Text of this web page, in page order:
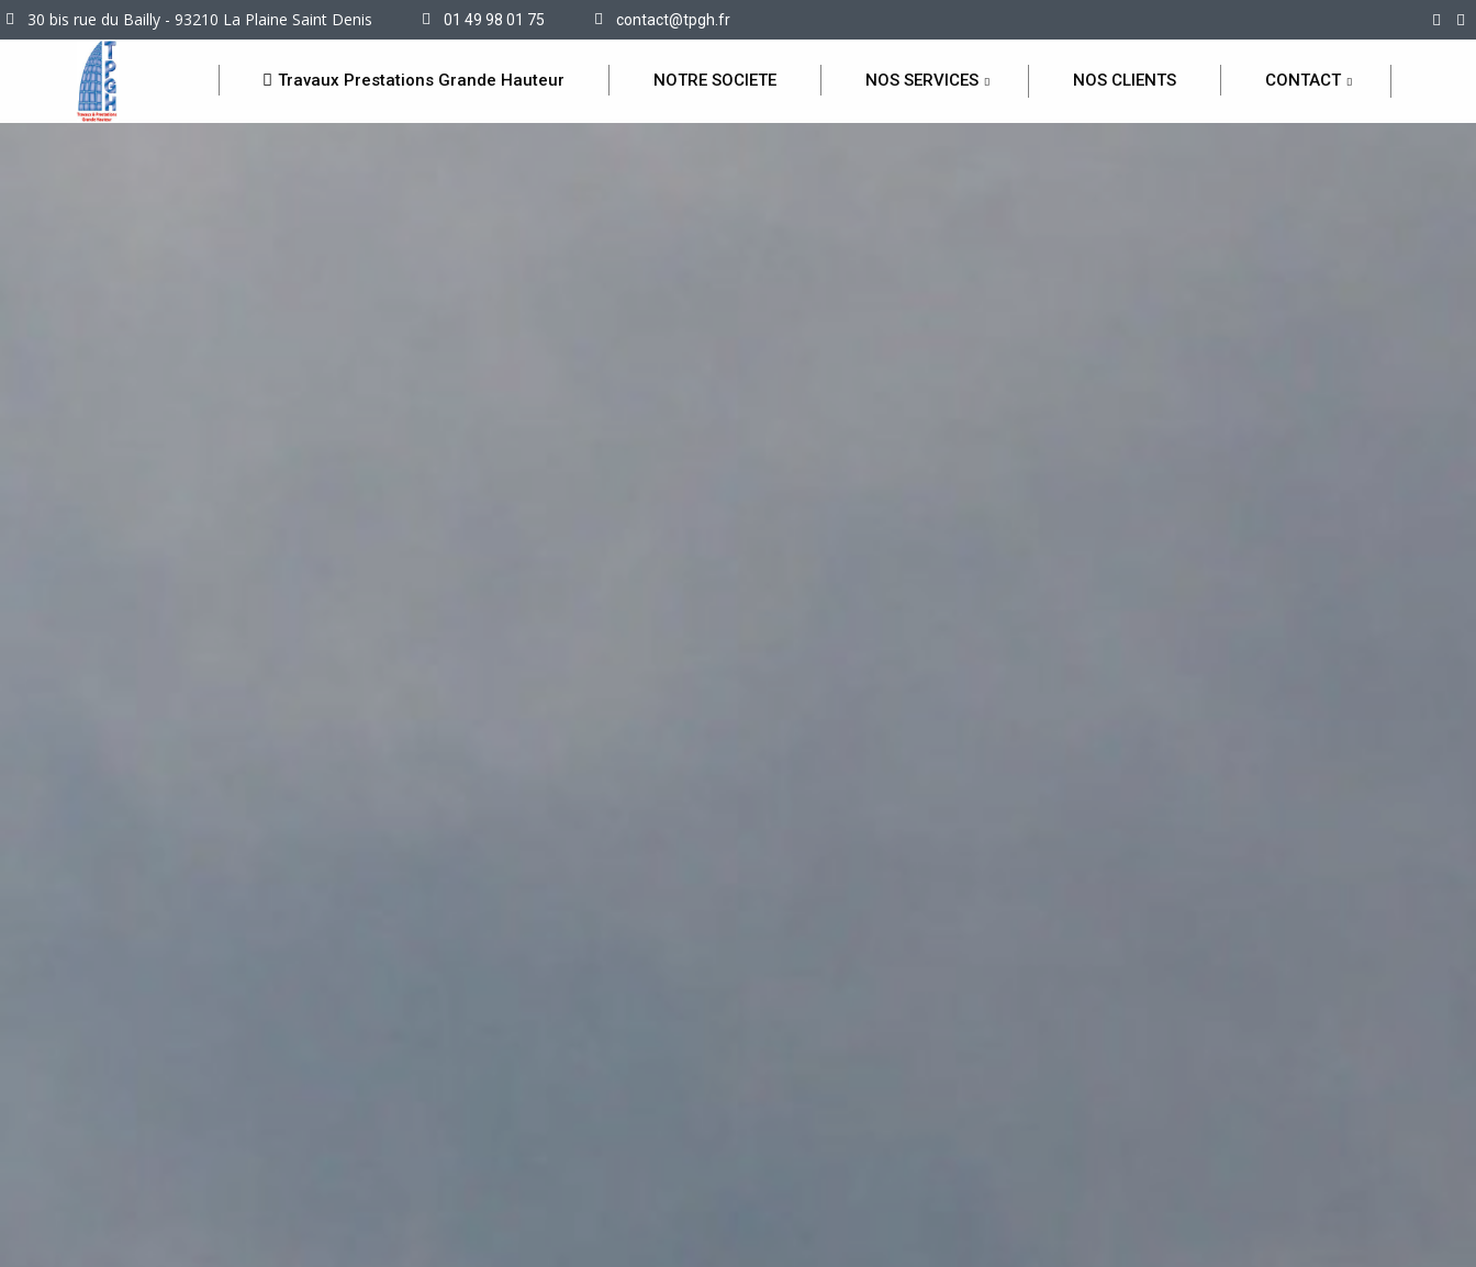
30 bis rue du Bailly - 93210 La Plaine Saint Denis 01 49 98 01 75 contact@tpgh.fr
Travaux Prestations Grande Hauteur NOTRE SOCIETE NOS SERVICES NOS CLIENTS CONTACT